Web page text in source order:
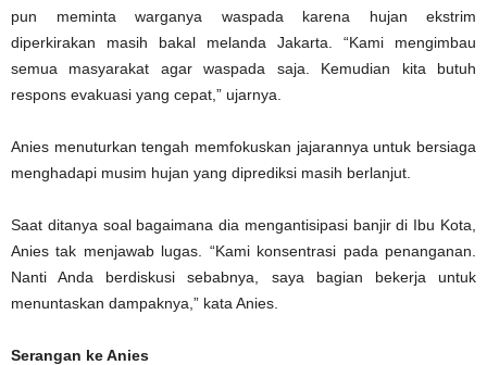
pun meminta warganya waspada karena hujan ekstrim
diperkirakan masih bakal melanda Jakarta. “Kami mengimbau
semua masyarakat agar waspada saja. Kemudian kita butuh
respons evakuasi yang cepat,” ujarnya.
Anies menuturkan tengah memfokuskan jajarannya untuk bersiaga
menghadapi musim hujan yang diprediksi masih berlanjut.
Saat ditanya soal bagaimana dia mengantisipasi banjir di Ibu Kota,
Anies tak menjawab lugas. “Kami konsentrasi pada penanganan.
Nanti Anda berdiskusi sebabnya, saya bagian bekerja untuk
menuntaskan dampaknya,” kata Anies.
Serangan ke Anies